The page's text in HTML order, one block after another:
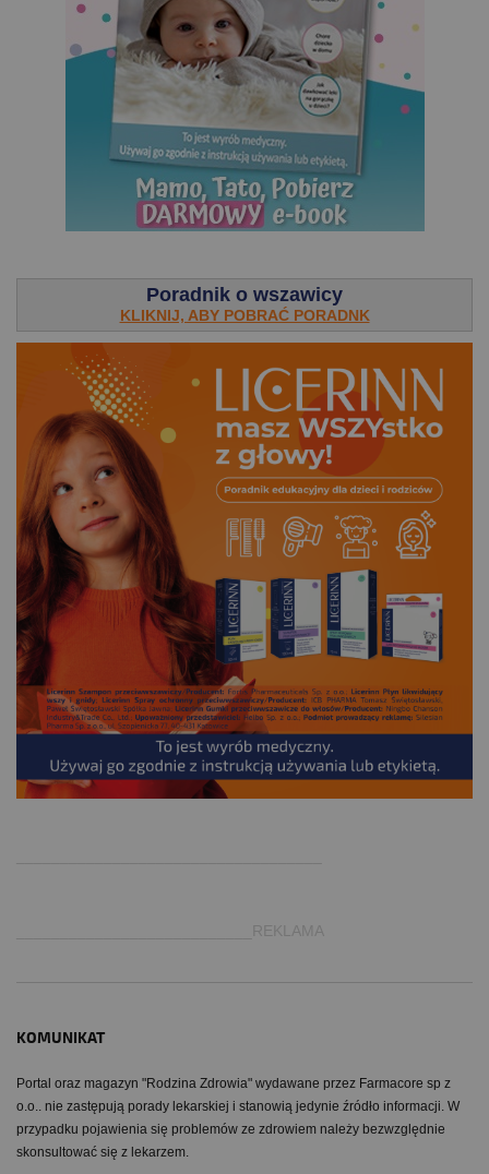
Poradnik o wszawicy
KLIKNIJ, ABY POBRAĆ PORADNK
___________________________REKLAMA
KOMUNIKAT
Portal oraz magazyn "Rodzina Zdrowia" wydawane przez Farmacore sp z
o.o.. nie zastępują porady lekarskiej i stanowią jedynie źródło informacji. W
przypadku pojawienia się problemów ze zdrowiem należy bezwzględnie
skonsultować się z lekarzem.